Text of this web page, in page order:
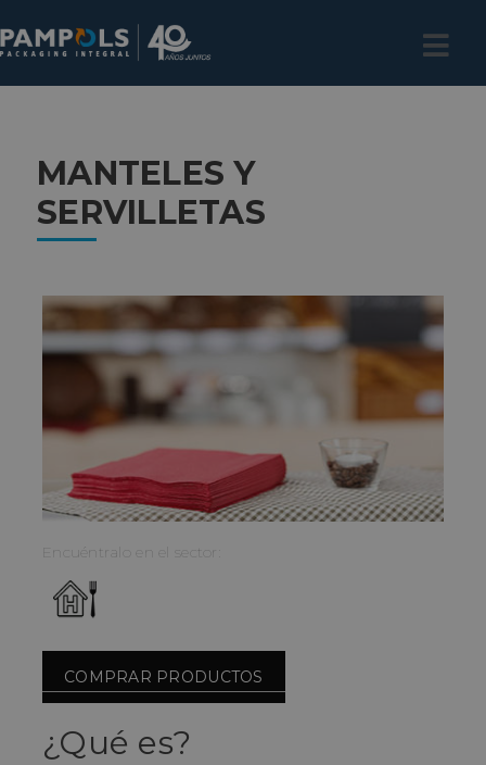
MANTELES Y
SERVILLETAS
Encuéntralo en el sector:
COMPRAR PRODUCTOS
¿Qué es?